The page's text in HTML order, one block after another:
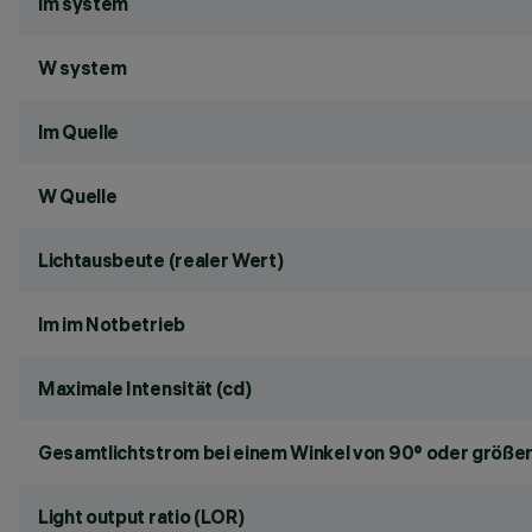
W system
lm Quelle
W Quelle
Lichtausbeute (realer Wert)
lm im Notbetrieb
Maximale Intensität (cd)
Gesamtlichtstrom bei einem Winkel von 90° oder
Light output ratio (LOR)